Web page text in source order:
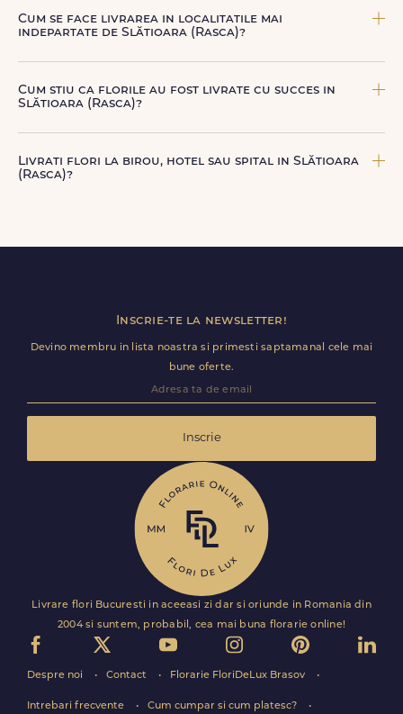
astfel incat poti comanda fara griji.
Cum se face livrarea in localitatile mai
indepartate de Slătioara (Rasca)?
nostri dedicati sau ai optiunea de livrare la cutie, prin
firma de curierat, cu un cost mai avantajos si ambalare
Cum stiu ca florile au fost livrate cu succes in
Slătioara (Rasca)?
prin SMS (daca ai bifat aceasta optiune) si email, care
confirma ca buchetul a ajuns la destinatar in Slătioara
Livrati flori la birou, hotel sau spital in Slătioara
(Rasca)?
adaugi detalii utile (nume receptie, etaj, salon) ca livrarea
Inscrie-te la newsletter!
Devino membru in lista noastra si primesti saptamanal cele mai
bune oferte.
Inscrie
Livrare flori Bucuresti in aceeasi zi dar si oriunde in Romania din
2004 si suntem, probabil, cea mai buna florarie online!
Despre noi Contact Florarie FloriDeLux Brasov
Intrebari frecvente Cum cumpar si cum platesc?